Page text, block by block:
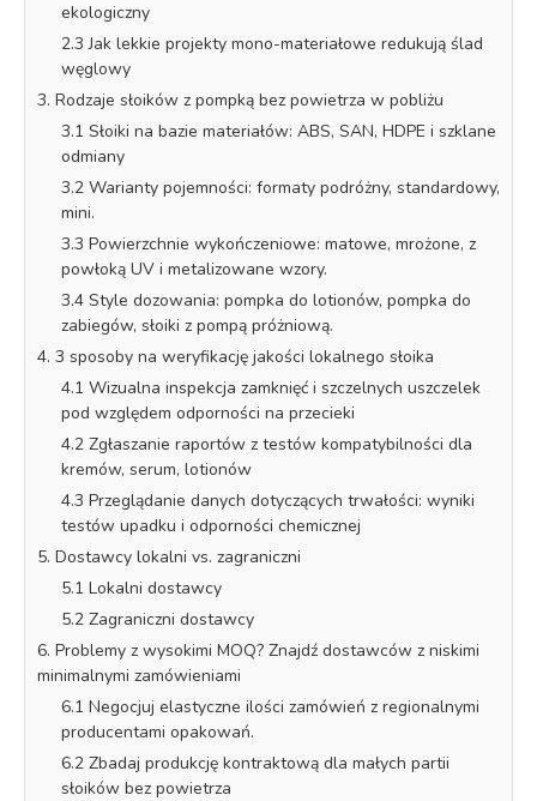
ekologiczny
2.3 Jak lekkie projekty mono-materiałowe redukują ślad
węglowy
3. Rodzaje słoików z pompką bez powietrza w pobliżu
3.1 Słoiki na bazie materiałów: ABS, SAN, HDPE i szklane
odmiany
3.2 Warianty pojemności: formaty podróżny, standardowy,
mini.
3.3 Powierzchnie wykończeniowe: matowe, mrożone, z
powłoką UV i metalizowane wzory.
3.4 Style dozowania: pompka do lotionów, pompka do
zabiegów, słoiki z pompą próżniową.
4. 3 sposoby na weryfikację jakości lokalnego słoika
4.1 Wizualna inspekcja zamknięć i szczelnych uszczelek
pod względem odporności na przecieki
4.2 Zgłaszanie raportów z testów kompatybilności dla
kremów, serum, lotionów
4.3 Przeglądanie danych dotyczących trwałości: wyniki
testów upadku i odporności chemicznej
5. Dostawcy lokalni vs. zagraniczni
5.1 Lokalni dostawcy
5.2 Zagraniczni dostawcy
6. Problemy z wysokimi MOQ? Znajdź dostawców z niskimi
minimalnymi zamówieniami
6.1 Negocjuj elastyczne ilości zamówień z regionalnymi
producentami opakowań.
6.2 Zbadaj produkcję kontraktową dla małych partii
słoików bez powietrza